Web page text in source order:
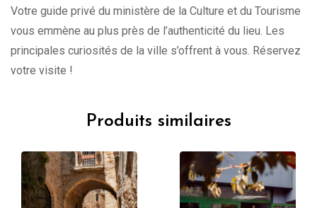
Votre guide privé du ministère de la Culture et du Tourisme
vous emmène au plus près de l’authenticité du lieu. Les
principales curiosités de la ville s’offrent à vous. Réservez
votre visite !
Produits similaires